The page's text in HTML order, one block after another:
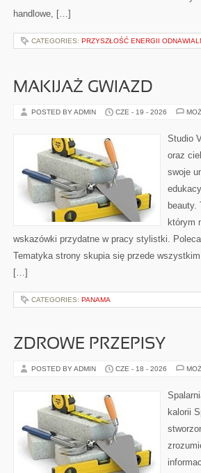
handlowe, […]
CATEGORIES: PRZYSZŁOŚĆ ENERGII
MAKIJAŻ GWIAZD
POSTED BY ADMIN CZE - 19 - 2026
Studio
oraz
swoje
beauty.
którym
wskazówki przydatne w pracy stylistki.
Tematyka strony skupia się przede
[…]
CATEGORIES: PANAMA
ZDROWE PRZEPISY
POSTED BY ADMIN CZE - 18 - 2026
kalorii